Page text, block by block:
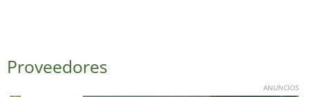
Proveedores
ANUNCIOS